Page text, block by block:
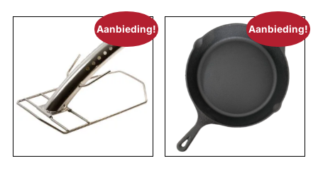
Aanbieding! Aanbieding!